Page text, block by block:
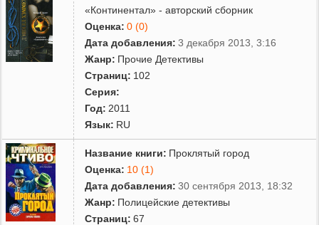
«Континентал» - авторский сборник
Оценка: 0 (0)
Дата добавления: 3 декабря 2013, 3:16
Жанр: Прочие Детективы
Страниц: 102
Серия:
Год: 2011
Язык: RU
Название книги: Проклятый город
Оценка: 10 (1)
Дата добавления: 30 сентября 2013, 18:32
Жанр: Полицейские детективы
Страниц: 67